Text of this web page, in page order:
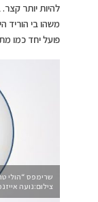
להיות יותר
משהו בי הוריד
פועל יחד כמו
שרימפס “הולי
צילום:נועה